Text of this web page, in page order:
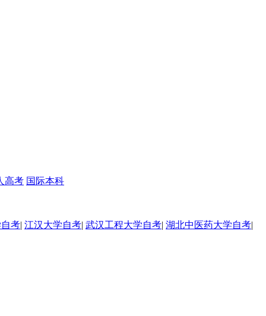
高考 国际本科
考| 江汉大学自考| 武汉工程大学自考| 湖北中医药大学自考|